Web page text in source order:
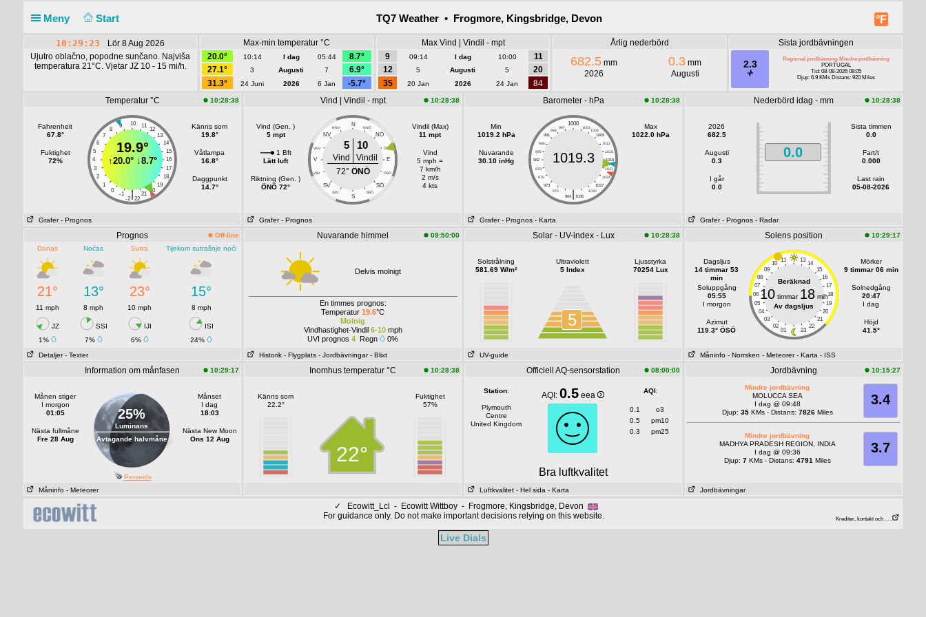
Meny Start °F
TQ7 Weather • Frogmore, Kingsbridge, Devon
10:29:23
Lör 8 Aug 2026
Ujutro oblačno, popodne sunčano. Najviša
temperatura 21°C. Vjetar JZ 10 - 15 mi/h.
Max-min temperatur °C
20.0°
10:14 I dag 05:44
8.7°
27.1°
3 Augusti 7
6.9°
31.3°
24 Juni 2026 6 Jan -5.7°
Max Vind | Vindil - mpt
9
09:14 I dag 10:00
11
12
5 Augusti 5
20
35
20 Jan 2026 24 Jan 84
Årlig nederbörd
682.5 mm
2026
0.3 mm
Augusti
Sista jordbävningen
2.3
Regional jordbävning Mindre jordbävning
PORTUGAL
Tid: 08-08-2026 08:05
Djup: 6.9 KMs Distans: 920 Miles
Temperatur °C 10:28:38
Fahrenheit
67.8°
Fuktighet
72%
10
9 11
8
12
7
13
6
14
5
15
4
16
3
17
2
18
1
19
0
20
-1 21
|
-2 22
19.9°
↑20.0°↓8.7°
Känns som
19.8°
Våtlampa
16.8°
Daggpunkt
14.7°
Grafer - Prognos
Vind | Vindil - mpt 10:28:38
Vind (Gen. )
5 mpt
1 Bft
Lätt luft
Riktning (Gen. )
ÖNÖ 72°
N
NNV NNÖ
NV NÖ
VNV ÖNÖ
V E
VSV ÖSÖ
SV SÖ
SSV SSÖ
S
5 10
Vind
Vindil
72° ÖNÖ
Vindil (Max)
11 mpt
Vind
5 mph =
7 km/h
2 m/s
4 kts
Grafer - Prognos
Barometer - hPa 10:28:38
Min
1019.2 hPa
Nuvarande
30.10 inHg
1000
997 1003
994
1006
991
1009
988
1012
985
1015
982
1018
979
1021
976
1024
973
1027
970
1030
|
964 1036
1019.3
Max
1022.0 hPa
Grafer - Prognos - Karta
Nederbörd idag - mm 10:28:38
2026
682.5
Augusti
0.3
I går
0.0
0.0
Sista timmen
0.0
Fart/t
0.000
Last rain
05-08-2026
Grafer - Prognos - Radar
Prognos
Off-line
Danas
Noćas Sutra Tijekom sutrašnje noći
21° 13° 23° 15°
11 mph 8 mph 10 mph 8 mph
JZ SSI IJI
ISI
1%
7% 6%
24%
Detaljer - Texter
Nuvarande himmel 09:50:00
Delvis molnigt
En timmes prognos:
Temperatur 19.6°C
Molnig
Vindhastighet-Vindil 6-10mph
UVI prognos 4 Regn 0%
Historik - Flygplats - Jordbävningar - Blixt
Solar - UV-index - Lux 10:28:38
Solstrålning
581.69 W/m²
Ultraviolett
5 Index
5
Ljusstyrka
70254 Lux
UV-guide
Solens position 10:29:17
Dagsljus
14 timmar 53
min
Soluppgång
05:55
I morgon
Azimut
119.3° ÖSÖ
11 13
10
14
09
15
08
16
07
17
06
18
05
19
04
20
03
21
02
22
01 23
Beräknad
10timmar 18min
Av dagsljus
Mörker
9 timmar 06 min
Solnedgång
20:47
I dag
Höjd
41.5°
Måninfo - Norrsken - Meteorer - Karta - ISS
Information om månfasen 10:29:17
Månen stiger
I morgon
01:05
Nästa fullmåne
Fre 28 Aug
25%
Luminans
Avtagande halvmåne
Månset
I dag
18:03
Nästa New Moon
Ons 12 Aug
Perseids
Måninfo - Meteorer
Inomhus temperatur °C 10:28:38
Känns som
22.2°
22°
Fuktighet
57%
Officiell AQ-sensorstation 08:00:00
Station:
Plymouth
Centre
United Kingdom
AQI: 0.5 eea AQI:
0.1
o3
0.5
pm10
0.3
pm25
Bra luftkvalitet
Luftkvalitet - Hel sida - Karta
Jordbävning 10:15:27
3.4
Mindre jordbävning
MOLUCCA SEA
I dag @ 09:48
Djup: 35KMs - Distans: 7826Miles
3.7
Mindre jordbävning
MADHYA PRADESH REGION, INDIA
I dag @ 09:36
Djup: 7KMs - Distans: 4791 Miles
Jordbävningar
✓
Ecowitt_Lcl - Ecowitt Wittboy - Frogmore, Kingsbridge, Devon
For guidance only. Do not make important decisions relying on this website.
Krediter, kontakt och . . .
Live Dials